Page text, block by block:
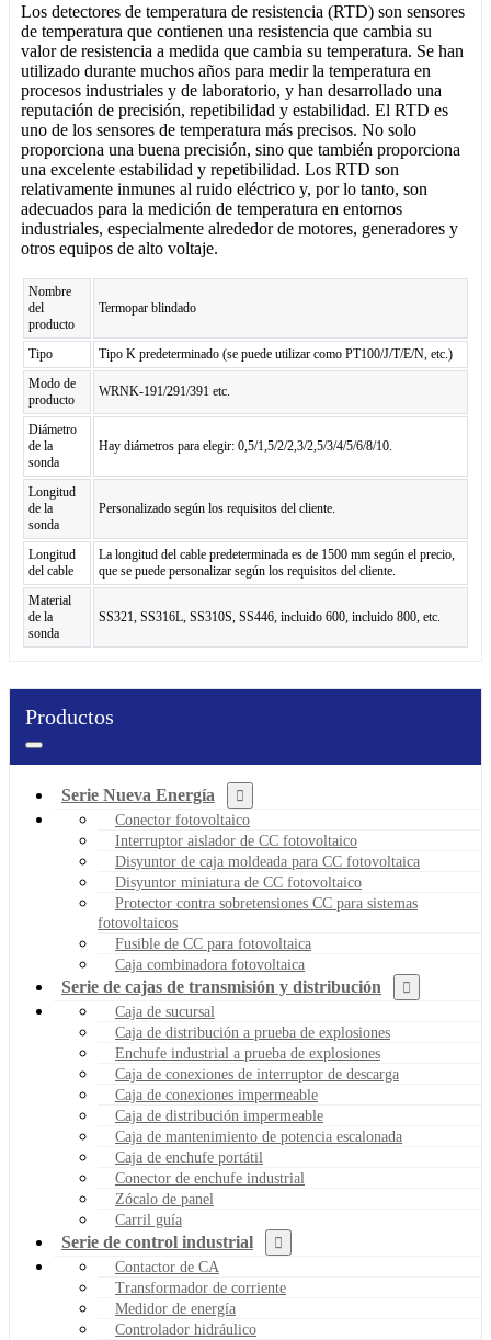
Los detectores de temperatura de resistencia (RTD) son sensores
de temperatura que contienen una resistencia que cambia su
valor de resistencia a medida que cambia su temperatura. Se han
utilizado durante muchos años para medir la temperatura en
procesos industriales y de laboratorio, y han desarrollado una
reputación de precisión, repetibilidad y estabilidad. El RTD es
uno de los sensores de temperatura más precisos. No solo
proporciona una buena precisión, sino que también proporciona
una excelente estabilidad y repetibilidad. Los RTD son
relativamente inmunes al ruido eléctrico y, por lo tanto, son
adecuados para la medición de temperatura en entornos
industriales, especialmente alrededor de motores, generadores y
otros equipos de alto voltaje.
Nombre
del
producto
Termopar blindado
Tipo
Tipo K predeterminado (se puede utilizar como PT100/J/T/E/N, etc.)
Modo de
producto
WRNK-191/291/391 etc.
Diámetro
de la
sonda
Hay diámetros para elegir: 0,5/1,5/2/2,3/2,5/3/4/5/6/8/10.
Longitud
de la
sonda
Personalizado según los requisitos del cliente.
Longitud
del cable
La longitud del cable predeterminada es de 1500 mm según el precio,
que se puede personalizar según los requisitos del cliente.
Material
de la
sonda
SS321, SS316L, SS310S, SS446, incluido 600, incluido 800, etc.
Productos
Serie Nueva Energía
Conector fotovoltaico
Interruptor aislador de CC fotovoltaico
Disyuntor de caja moldeada para CC fotovoltaica
Disyuntor miniatura de CC fotovoltaico
Protector contra sobretensiones CC para sistemas
fotovoltaicos
Fusible de CC para fotovoltaica
Caja combinadora fotovoltaica
Serie de cajas de transmisión y distribución
Caja de sucursal
Caja de distribución a prueba de explosiones
Enchufe industrial a prueba de explosiones
Caja de conexiones de interruptor de descarga
Caja de conexiones impermeable
Caja de distribución impermeable
Caja de mantenimiento de potencia escalonada
Caja de enchufe portátil
Conector de enchufe industrial
Zócalo de panel
Carril guía
Serie de control industrial
Contactor de CA
Transformador de corriente
Medidor de energía
Controlador hidráulico